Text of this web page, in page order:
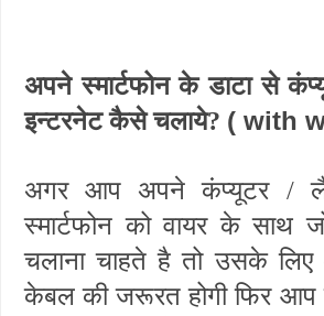
अपने स्मार्टफोन के डाटा से
इन्टरनेट कैसे चलाये? ( with
अगर आप अपने कंप्यूटर /
स्मार्टफोन को वायर के साथ
चलाना चाहते है तो उसके
केबल की जरूरत होगी फिर आप